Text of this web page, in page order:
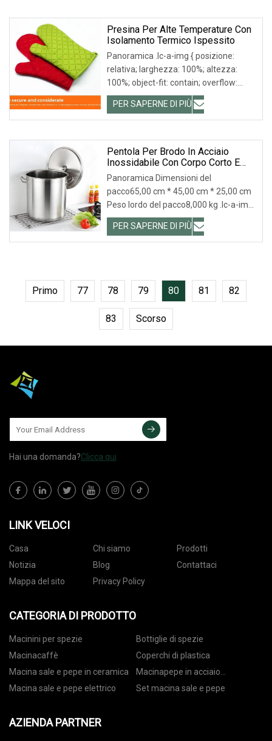
Presina Per Alte Temperature Con
Isolamento Termico Ispessito
Panoramica .lc-a-img { posizione:
relativa; larghezza: 100%; altezza:
100%; object-fit: contain; overflow:
hidden;}.lc-a-img .img-content {
posizione: assoluta; in alto: 0; a sinistra:
0; larghezza: 100%; altezza: 100%;
PER SAPERNE DI PIÙ
Pentola Per Brodo In Acciaio
Inossidabile Con Corpo Corto E
Fondo Composto
Panoramica Dimensioni del
pacco65,00 cm * 45,00 cm * 25,00 cm
Peso lordo del pacco8,000 kg .lc-a-img
{ posizione: relativa; larghezza: 100%;
altezza: 100%; adattamento oggetto:
contiene; overflow: nascosto;}.lc-a-img
PER SAPERNE DI PIÙ
Primo 77 78 79 80 81 82
83 Scorso
Hai una domanda?Clicca qui
LINK VELOCI
Casa Chi siamo
Prodotti
Notizia
Blog
Contattaci
Mappa del sito
Privacy Policy
CATEGORIA DI PRODOTTO
Macinini per spezie
Bottiglie di spezie
Macinacaffè
Coperchi di plastica
Macina sale e pepe in ceramica
Macinapepe in acciaio
inossidabile
Macina sale e pepe elettrico Set macina sale e pepe
AZIENDA PARTNER